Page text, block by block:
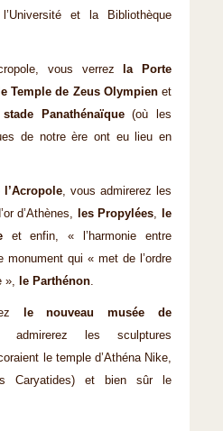
l’Université et la Bibliothèque
vous verrez
la Porte
le Temple de Zeus Olympienet
stade Panathénaïque(où les
de notre ère ont eu lieu en
l’Acropole, vous admirerez les
d’Athènes,
les Propylées,
le
et enfin, « l’harmonie entre
monument qui « met de l’ordre
»,
le Parthénon.
le nouveau musée de
les sculptures
le temple d’Athéna Nike,
Caryatides) et bien sûr le